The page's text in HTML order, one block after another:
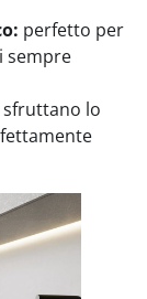
perfetto per
sempre
sfruttano lo